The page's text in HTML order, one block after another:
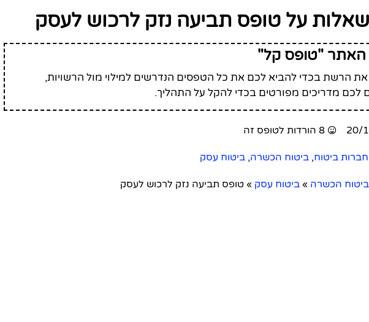
על טופס תביעה נזק לרכוש לעסק
האתר "טופס קל"
הרשת בכדי להביא לכם את כל הטפסים הנדרשים למילוי מול הרשויות,
לכם מדריכים מפורטים בכדי להקל על התהליך.
8 הורדות לטופס זה
חברות ביטוח, ביטוח הכשרה, ביטוח עסק
ביטוח הכשרה » ביטוח עסק » טופס תביעה נזק לרכוש לעסק